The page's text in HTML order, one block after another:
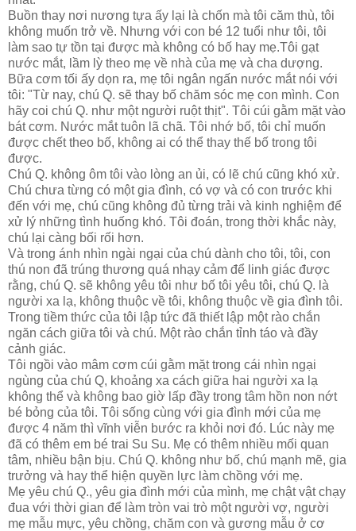
Buồn thay nơi nương tựa ấy lại là chốn mà tôi căm thù, tôi
không muốn trở về. Nhưng với con bé 12 tuổi như tôi, tôi
làm sao tự tồn tại được mà không có bố hay mẹ.Tôi gạt
nước mắt, lầm lỳ theo mẹ về nhà của mẹ và cha dượng.
Bữa cơm tối ấy dọn ra, mẹ tôi ngân ngấn nước mắt nói với
tôi: "Từ nay, chú Q. sẽ thay bố chăm sóc mẹ con mình. Con
hãy coi chú Q. như một người ruột thịt". Tôi cúi gằm mặt vào
bát cơm. Nước mắt tuôn lã chã. Tôi nhớ bố, tôi chỉ muốn
được chết theo bố, không ai có thể thay thế bố trong tôi
được.
Chú Q. không ôm tôi vào lòng an ủi, có lẽ chú cũng khó xử.
Chú chưa từng có một gia đình, có vợ và có con trước khi
đến với mẹ, chú cũng không đủ từng trải và kinh nghiệm để
xử lý những tình huống khó. Tôi đoán, trong thời khắc này,
chú lại càng bối rối hơn.
Và trong ánh nhìn ngài ngại của chú dành cho tôi, tôi, con
thú non đã trúng thương quá nhạy cảm để linh giác được
rằng, chú Q. sẽ không yêu tôi như bố tôi yêu tôi, chú Q. là
người xa lạ, không thuộc về tôi, không thuộc về gia đình tôi.
Trong tiềm thức của tôi lập tức đã thiết lập một rào chắn
ngăn cách giữa tôi và chú. Một rào chắn tỉnh táo và đầy
cảnh giác.
Tôi ngồi vào mâm cơm cúi gằm mặt trong cái nhìn ngại
ngùng của chú Q, khoảng xa cách giữa hai người xa lạ
không thể và không bao giờ lấp đầy trong tâm hồn non nớt
bé bỏng của tôi. Tôi sống cùng với gia đình mới của mẹ
được 4 năm thì vĩnh viễn bước ra khỏi nơi đó. Lúc này mẹ
đã có thêm em bé trai Su Su. Mẹ có thêm nhiều mối quan
tâm, nhiều bận bịu. Chú Q. không như bố, chú mạnh mẽ, gia
trưởng và hay thể hiện quyền lực làm chồng với mẹ.
Mẹ yêu chú Q., yêu gia đình mới của mình, mẹ chật vật chạy
đua với thời gian để làm tròn vai trò một người vợ, người
mẹ mẫu mực, yêu chồng, chăm con và gương mẫu ở cơ